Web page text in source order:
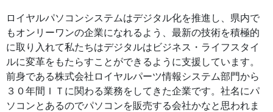
ロイヤルパソコンシステムはデジタル化を推進し、県内で
もオンリーワンの企業になれるよう、最新の技術を積極的
に取り入れて私たちはデジタルはビジネス・ライフスタイ
ルに変革をもたらすことができるように支援しています。
前身である株式会社ロイヤルパーツ情報システム部門から
３０年間ＩＴに関わる業務をしてきた企業です。社名にパ
ソコンとあるのでパソコンを販売する会社かなと思われま